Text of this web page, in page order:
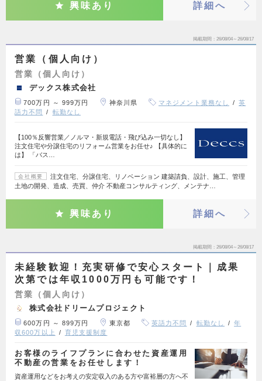
興味あり 詳細へ
掲載期間 26/08/04～26/08/17
営業（個人向け）
営業（個人向け）
デックス株式会社
700万円 ～ 999万円 神奈川県 マネジメント業務なし
英
語力不問
転勤なし
【100％反響営業／ノルマ・新規電話・飛び込み一切なし】
注文住宅や分譲住宅のリフォーム営業をお任せ♪ 【具体的に
は】 「バス…
会社概要
注文住宅、分譲住宅、リノベーション 建築請負、設計、施工、管理
土地の開発、造成、売買、仲介 不動産コンサルティング、メンテナ…
興味あり 詳細へ
掲載期間 26/08/04～26/08/17
未経験歓迎！充実研修で安心スタート｜成果
次第では年収1000万円も可能です！
営業（個人向け）
株式会社ドリームプロジェクト
600万円 ～ 899万円 東京都 英語力不問 転勤なし
年
収600万以上
育児支援制度
お客様のライフプランに合わせた資産運用
不動産の営業をお任せします！
資産運用などをお考えの安定収入のある方や富裕層の方へ不